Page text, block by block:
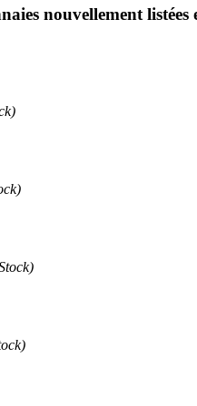
les détenteurs de BTR
nouvellement listées